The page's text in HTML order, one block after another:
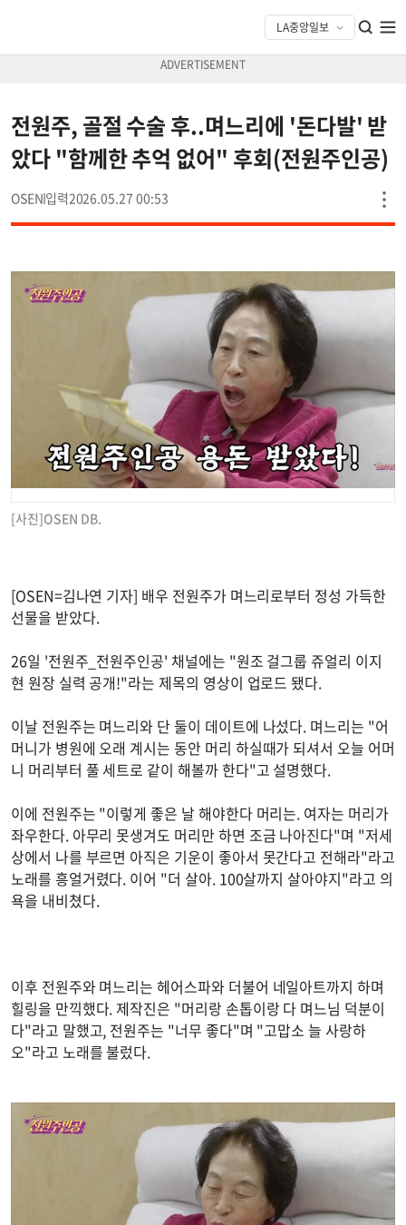
전원주, 골절 수술 후..며느리에 '돈다발' 받
았다 "함께한 추억 없어" 후회(전원주인공)
OSEN 2026.05.27 00:53
[사진]OSEN DB.
[OSEN=김나연 기자] 배우 전원주가 며느리로부터 정성 가득한
선물을 받았다.
26일 '전원주_전원주인공' 채널에는 "원조 걸그룹 쥬얼리 이지
현 원장 실력 공개!"라는 제목의 영상이 업로드 됐다.
이날 전원주는 며느리와 단 둘이 데이트에 나섰다. 며느리는 "어
머니가 병원에 오래 계시는 동안 머리 하실때가 되셔서 오늘 어머
니 머리부터 풀 세트로 같이 해볼까 한다"고 설명했다.
이에 전원주는 "이렇게 좋은 날 해야한다 머리는. 여자는 머리가
좌우한다. 아무리 못생겨도 머리만 하면 조금 나아진다"며 "저세
상에서 나를 부르면 아직은 기운이 좋아서 못간다고 전해라"라고
노래를 흥얼거렸다. 이어 "더 살아. 100살까지 살아야지"라고 의
욕을 내비쳤다.
이후 전원주와 며느리는 헤어스파와 더불어 네일아트까지 하며
힐링을 만끽했다. 제작진은 "머리랑 손톱이랑 다 며느님 덕분이
다"라고 말했고, 전원주는 "너무 좋다"며 "고맙소 늘 사랑하
오"라고 노래를 불렀다.